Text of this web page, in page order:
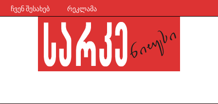
ჩვენ შესახებ რეკლამა